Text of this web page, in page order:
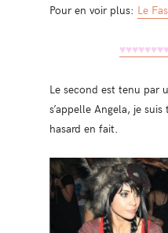
Pour en voir plus: Le
♥♥♥♥♥♥
Le second est tenu par
s’appelle Angela, je
hasard en fait.